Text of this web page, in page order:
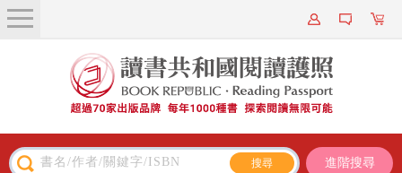
關於我們
近期新書
進階搜尋